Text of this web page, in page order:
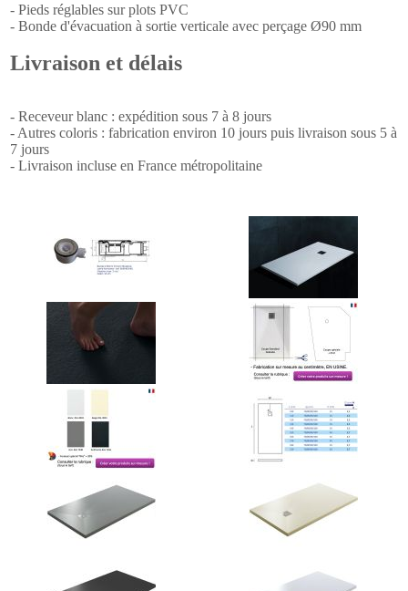
- Pieds réglables sur plots PVC
- Bonde d'évacuation à sortie verticale avec perçage Ø90 mm
Livraison et délais
- Receveur blanc : expédition sous 7 à 8 jours
- Autres coloris : fabrication environ 10 jours puis livraison sous 5 à
7 jours
- Livraison incluse en France métropolitaine